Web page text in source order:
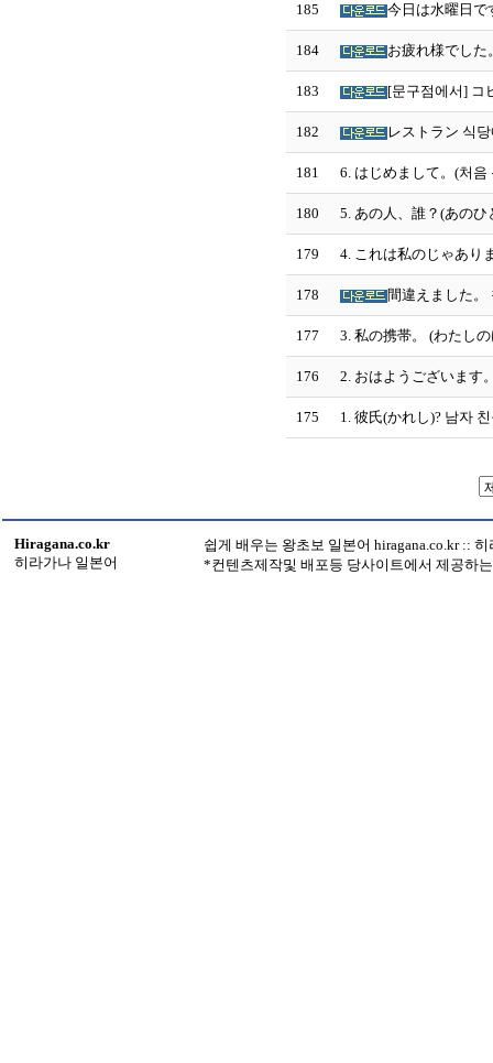
185 今日は水曜日で
184 お疲れ様でした
183 [문구점에서] コ
182 レストラン 식
181 6. はじめまして。(처음
180 5. あの人、誰？(あのひ
179 4. これは私のじゃあり
178 間違えました。
177 3. 私の携帯。 (わたし
176 2. おはようございます
175 1. 彼氏(かれし)? 남자
Hiragana.co.kr
히라가나 일본어
쉽게 배우는 왕초보 일본어 hiragana.co.kr ::
*컨텐츠제작및 배포등 당사이트에서 제공하